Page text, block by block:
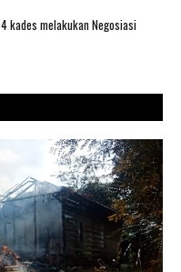
kades melakukan Negosiasi